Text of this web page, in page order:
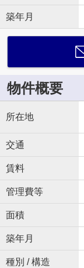
築年月
物件概要
所在地
交通
賃料
管理費等
面積
築年月
種別 / 構造